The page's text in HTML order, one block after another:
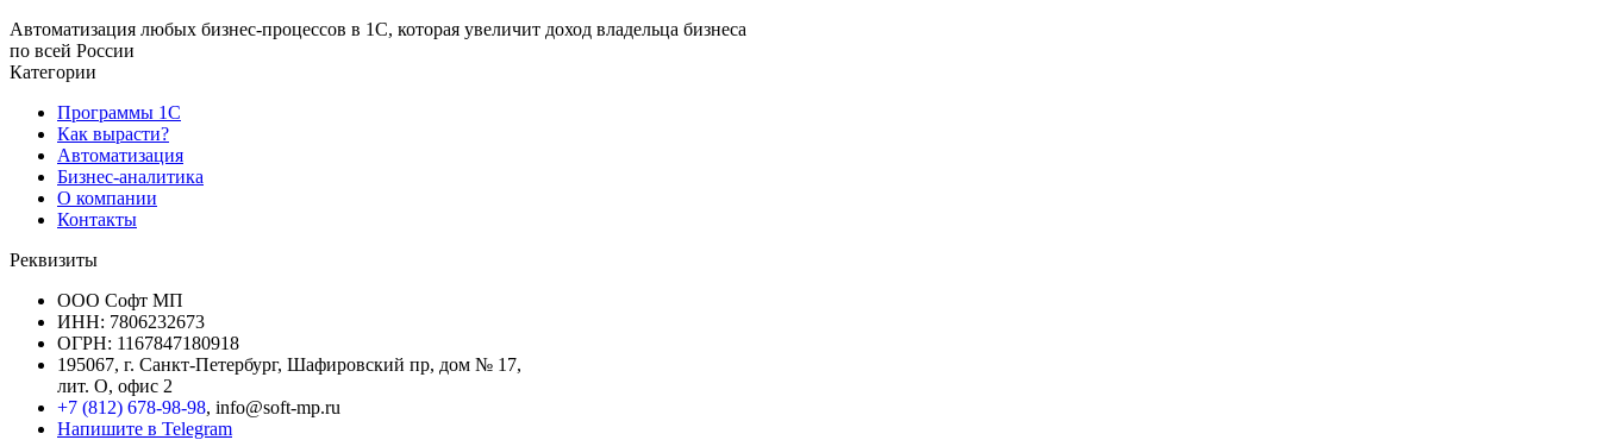
Автоматизация любых бизнес-процессов в 1С, которая увеличит доход владельца бизнеса
по всей России
Категории
Программы 1С
Как вырасти?
Автоматизация
Бизнес-аналитика
О компании
Контакты
Реквизиты
ООО Софт МП
ИНН: 7806232673
ОГРН: 1167847180918
195067, г. Санкт-Петербург, Шафировский пр, дом № 17,
лит. О, офис 2
+7 (812) 678-98-98, info@soft-mp.ru
Напишите в Telegram